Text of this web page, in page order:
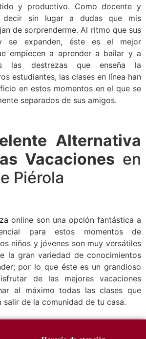
y productivo. Como docente y
decir sin lugar a dudas que mis
de sorprenderme. Al ritmo que sus
se expanden, éste es el mejor
empiecen a aprender a bailar y a
las destrezas que enseña la
estudiantes, las clases en línea han
en estos momentos en el que se
separados de sus amigos.
Alternativa
Vacaciones en
Piérola
online son una opción fantástica a
para estos momentos de
niños y jóvenes son muy versátiles
la gran variedad de conocimientos
por lo que éste es un grandioso
de las mejores vacaciones
al máximo todas las clases que
salir de la comunidad de tu casa.